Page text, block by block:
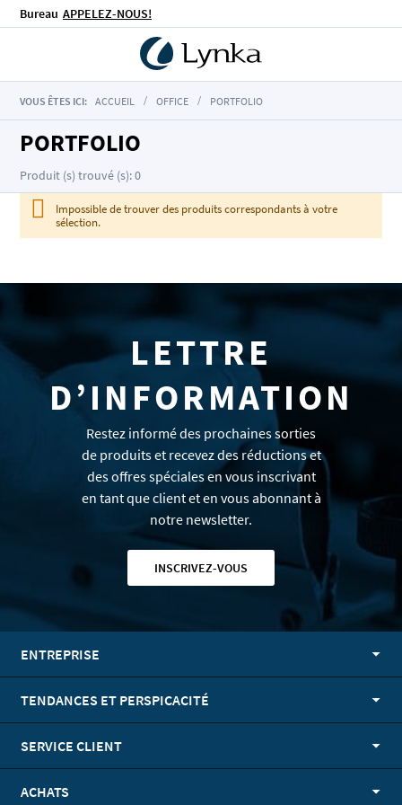
Bureau APPELEZ-NOUS!
VOUS ÊTES ICI: ACCUEIL OFFICE PORTFOLIO
PORTFOLIO
Produit (s) trouvé (s): 0
Impossible de trouver des produits correspondants à votre
sélection.
LETTRE
D’INFORMATION
Restez informé des prochaines sorties
de produits et recevez des réductions et
des offres spéciales en vous inscrivant
en tant que client et en vous abonnant à
notre newsletter.
INSCRIVEZ-VOUS
ENTREPRISE
TENDANCES ET PERSPICACITÉ
SERVICE CLIENT
ACHATS